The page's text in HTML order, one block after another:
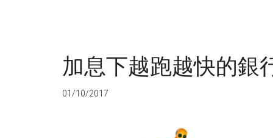
加息下越跑越快的銀
01/10/2017